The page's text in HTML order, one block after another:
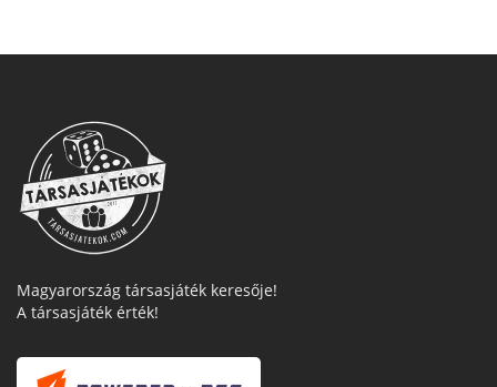
Magyarország társasjáték keresője!
A társasjáték érték!